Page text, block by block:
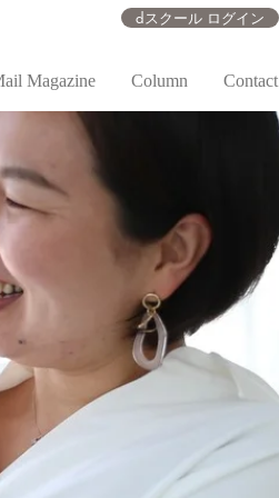
dスクール ログイン
Magazine Column Contact